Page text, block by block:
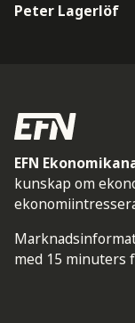
Peter Lagerlöf
EFN
kunskap om
med 15 minuters